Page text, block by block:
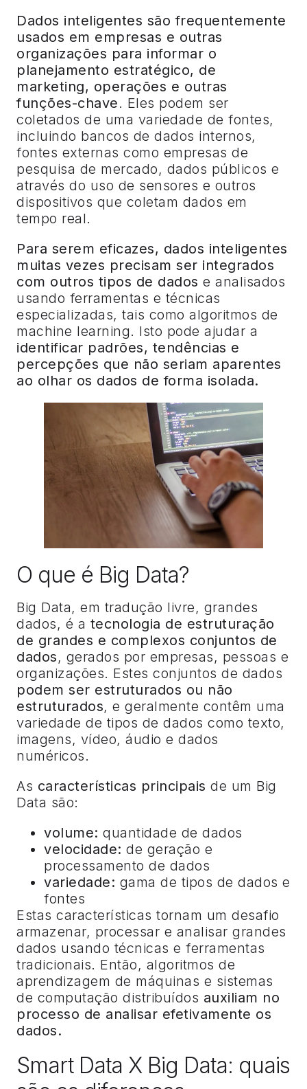
Dados inteligentes são frequentemente
usados em empresas e outras
organizações para informar o
planejamento estratégico, de
marketing, operações e outras
funções-chave. Eles podem ser
coletados de uma variedade de fontes,
incluindo bancos de dados internos,
fontes externas como empresas de
pesquisa de mercado, dados públicos e
através do uso de sensores e outros
dispositivos que coletam dados em
tempo real.
Para serem eficazes, dados inteligentes
muitas vezes precisam ser integrados
com outros tipos de dados e analisados
usando ferramentas e técnicas
especializadas, tais como algoritmos de
machine learning. Isto pode ajudar a
identificar padrões, tendências e
percepções que não seriam aparentes
ao olhar os dados de forma isolada.
O que é Big Data?
Big Data, em tradução livre, grandes
dados, é a tecnologia de estruturação
de grandes e complexos conjuntos de
dados, gerados por empresas, pessoas e
organizações. Estes conjuntos de dados
podem ser estruturados ou não
estruturados, e geralmente contêm uma
variedade de tipos de dados como texto,
imagens, vídeo, áudio e dados
numéricos.
As características principais de um Big
Data são:
volume: quantidade de dados
velocidade: de geração e
processamento de dados
variedade: gama de tipos de dados e
fontes
Estas características tornam um desafio
armazenar, processar e analisar grandes
dados usando técnicas e ferramentas
tradicionais. Então, algoritmos de
aprendizagem de máquinas e sistemas
de computação distribuídos auxiliam no
processo de analisar efetivamente os
dados.
Smart Data X Big Data: quais